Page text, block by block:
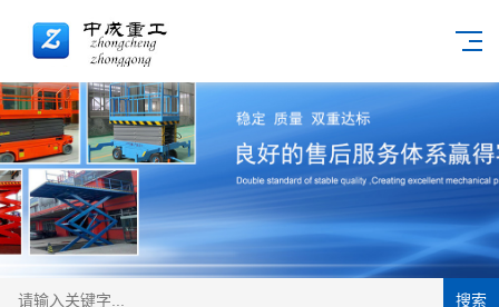
搜索